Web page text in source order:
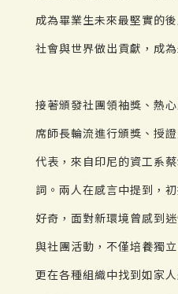
成為畢業生未來最堅實的
社會與世界做出貢獻，成
接著頒發社團領袖獎、熱
席師長輪流進行頒獎、授
代表，來自印尼的資工系
詞。兩人在感言中提到，
好奇，面對新環境曾感到
與社團活動，不僅培養獨
更在各種組織中找到如家